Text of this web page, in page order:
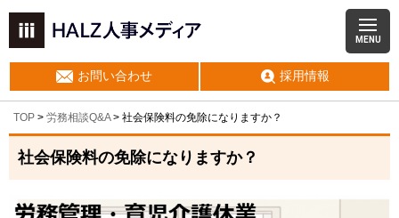
MENU
お問い合わせ 採用情報
TOP > 労務相談Q&A> 社会保険料の免除になりますか？
社会保険料の免除になりますか？